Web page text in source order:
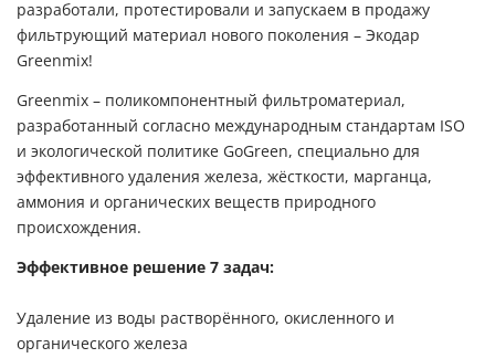
разработали, протестировали и запускаем в продажу
фильтрующий материал нового поколения – Экодар
Greenmix!
Greenmix – поликомпонентный фильтроматериал,
разработанный согласно международным стандартам ISO
и экологической политике GoGreen, специально для
эффективного удаления железа, жёсткости, марганца,
аммония и органических веществ природного
происхождения.
Эффективное решение 7 задач:
Удаление из воды растворённого, окисленного и
органического железа